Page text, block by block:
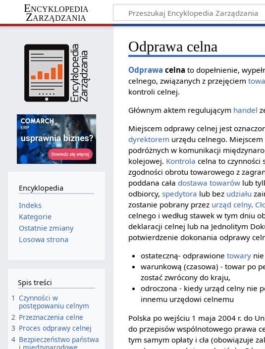
Encyklopedia
Zarządzania
Odprawa celna
Odprawa celna to dopełnienie,
celnego, związanych z przejęciem
kontroli celnej.
Głównym aktem regulującym handel
Miejscem odprawy celnej jest
dyrektorem urzędu celnego.
podróżnych w komunikacji
kolejowej. Kontrola celna to
zgodności obrotu towarowego z
poddana cała dostawa towarów lub
odbiorcy,spedytora lub bez udziału
zostanie pobrany przez urząd celny.
celnego i według stawek w tym dniu
deklaracji celnej lub na Jednolitym
potwierdzenie dokonania odprawy
ostateczną- odprawione towarynie
warunkową (czasowa) - towar po
zostać zwrócony do kraju,
odroczona - kiedy urząd celny nie
innemu urzędowi celnemu
Polska po wejściu 1 maja 2004 r. do
do przepisów wspólnotowego prawa
tym samym opłaty i cła (obowiązuje
Encyklopedia
Indeks
Kategorie
Ostatnie zmiany
Losowa strona
Spis treści
1 Czynności w
postępowaniu celnym
2 Przeznaczenia celne
3 Proces odprawy celnej
4 Bezpieczeństwo państwa